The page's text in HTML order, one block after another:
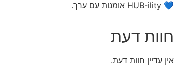
💙 HUB-ility אומנות עם ערך.
חוות דעת
אין עדיין חוות דעת.